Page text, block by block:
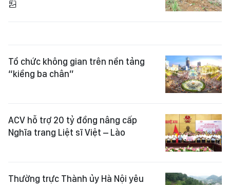
Tổ chức không gian trên nền tảng
“kiềng ba chân”
ACV hỗ trợ 20 tỷ đồng nâng cấp
Nghĩa trang Liệt sĩ Việt – Lào
Thường trực Thành ủy Hà Nội yêu